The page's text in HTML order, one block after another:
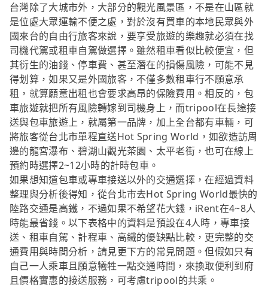
台灣除了大城市外，大部分的觀光風景區，不是在山區就
是位處大眾運輸不便之處，對於沒有買車的本地民眾與外
國來台的自由行旅客來說，要享受旅遊的樂趣就必須在找
司機代駕或租車自駕做選擇。雖然租車看似比較便宜，但
其衍生的油錢、停車費、甚至潛在的損傷風險，可能不見
得划算，如果又是外國旅客，不僅多數租車行不願意承
租，就算願意出租也會要求高昂的保險費用。相反的，包
車旅遊就把所有風險轉嫁到司機身上，而tripool在長途接
送與包車旅遊上，就屬第一品牌，加上全台都有車輛，可
將旅客從台北市單程直送Hot Spring World，如欲造訪周
邊的龍宮瀑布、碧湖山觀光茶園、太平老街，也可在線上
預約時選擇2~12小時的計時包車。
如果想知道包車或專車接送以外的交通選擇，在經過資料
整理與分析後得知，從台北市去Hot Spring World最快的
陸路交通是高鐵，不過如果不希望花大錢，iRent在4~8人
時能最省錢。以下表格中的資料是預設在4人時，專車接
送、租車自駕、計程車、高鐵的優缺點比較，更完整的交
通費用與時間分析，請見更下方的常見問題。但假如只有
自己一人乘車且願意犧牲一點交通時間，來換取便利到府
且價格實惠的接送服務，可考慮tripool的共乘。